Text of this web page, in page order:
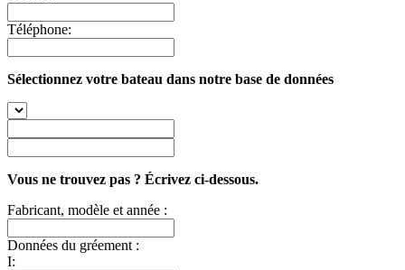
Téléphone:
Sélectionnez votre bateau dans notre base de données
Vous ne trouvez pas ? Écrivez ci-dessous.
Fabricant, modèle et année :
Données du gréement :
I: